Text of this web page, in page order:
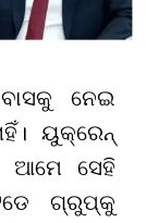
ନେଇ
ୟୁକ୍ରେନ୍
ଆମେ ସେହି
ଗ୍ରୁପ୍କୁ